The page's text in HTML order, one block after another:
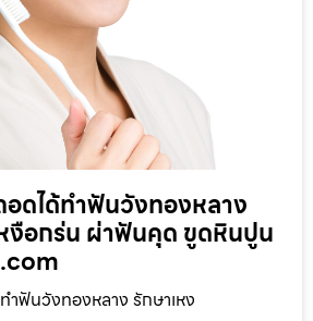
ดได้ทำฟันวังทองหลาง
งือกร่น ผ่าฟันคุด ขูดหินปูน
ฟันวังทองหลาง รักษาเหง